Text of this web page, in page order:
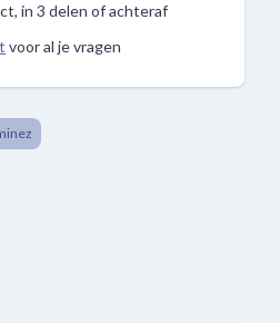
in 3 delen of achteraf
voor al je vragen